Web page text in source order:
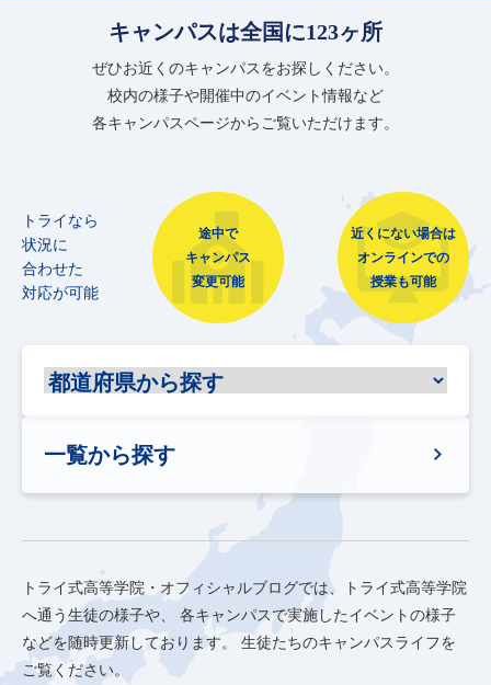
キャンパスは全国に123ヶ所
ぜひお近くのキャンパスをお探しください。
校内の様子や開催中のイベント情報など
各キャンパスページからご覧いただけます。
トライなら
状況に
合わせた
対応が可能
途中で
キャンパス
変更可能
近くにない場合は
オンラインでの
授業も可能
一覧から探す
トライ式高等学院・オフィシャルブログでは、トライ式高等学院
へ通う生徒の様子や、
各キャンパスで実施したイベントの様子
などを随時更新しております。
生徒たちのキャンパスライフを
ご覧ください。